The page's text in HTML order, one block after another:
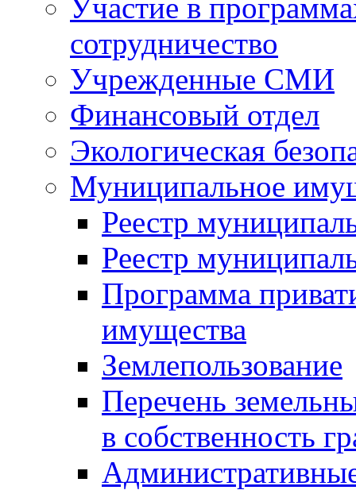
Участие в
сотрудничество
Учрежденные СМИ
Финансовый отдел
Экологическая
Муниципальное
Реестр
Реестр
Программа
имущества
Землепользование
Перечень
в собственность